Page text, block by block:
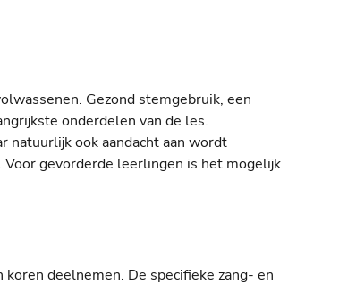
Gezond stemgebruik, een
onderdelen van de les.
natuurlijk ook aandacht aan wordt
gevorderde leerlingen is het mogelijk
deelnemen. De specifieke zang- en